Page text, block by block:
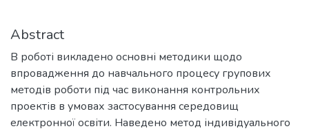
Abstract
В роботі викладено основні методики щодо
впровадження до навчального процесу групових
методів роботи під час виконання контрольних
проектів в умовах застосування середовищ
електронної освіти. Наведено метод індивідуального